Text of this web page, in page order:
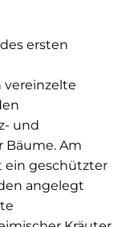
ersten
und
Am
ein geschützter
angelegt